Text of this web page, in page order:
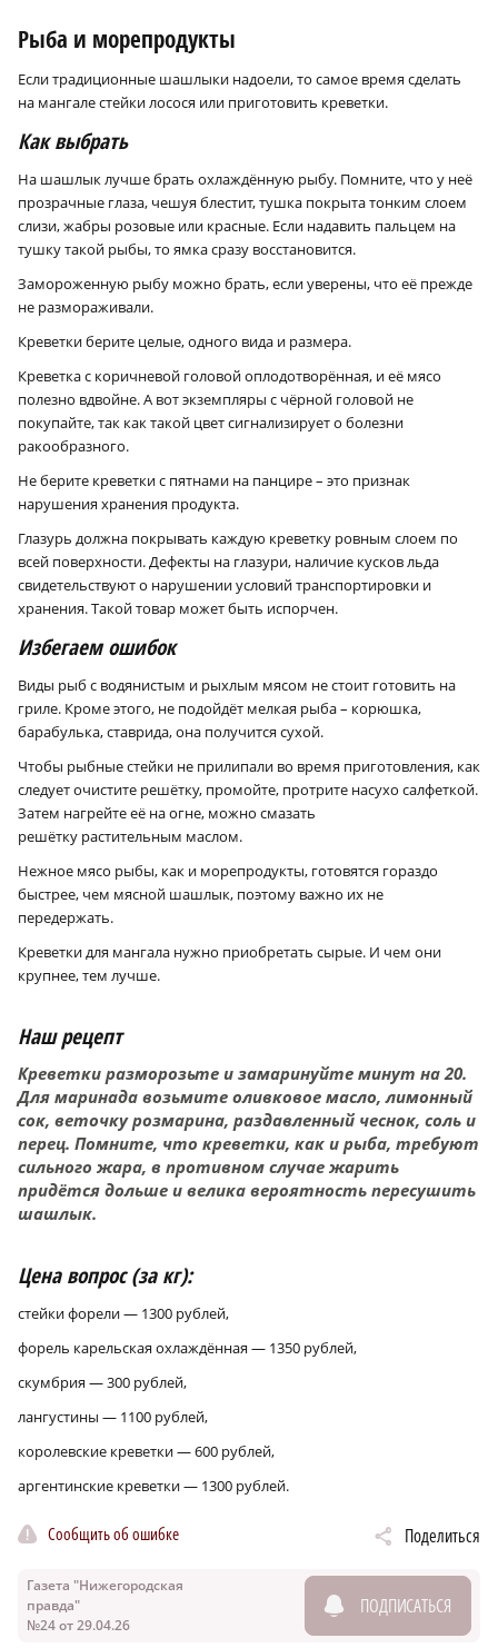
Рыба и морепродукты
Если традиционные шашлыки надоели, то самое время сделать
на мангале стейки лосося или приготовить креветки.
Как выбрать
На шашлык лучше брать охлаждённую рыбу. Помните, что у неё
прозрачные глаза, чешуя блестит, тушка покрыта тонким слоем
слизи, жабры розовые или красные. Если надавить пальцем на
тушку такой рыбы, то ямка сразу восстановится.
Замороженную рыбу можно брать, если уверены, что её прежде
не размораживали.
Креветки берите целые, одного вида и размера.
Креветка с коричневой головой оплодотворённая, и её мясо
полезно вдвойне. А вот экземпляры с чёрной головой не
покупайте, так как такой цвет сигнализирует о болезни
ракообразного.
Не берите креветки с пятнами на панцире – это признак
нарушения хранения продукта.
Глазурь должна покрывать каждую креветку ровным слоем по
всей поверхности. Дефекты на глазури, наличие кусков льда
свидетельствуют о нарушении условий транспортировки и
хранения. Такой товар может быть испорчен.
Избегаем ошибок
Виды рыб с водянистым и рыхлым мясом не стоит готовить на
гриле. Кроме этого, не подойдёт мелкая рыба – корюшка,
барабулька, ставрида, она получится сухой.
Чтобы рыбные стейки не прилипали во время приготовления, как
следует очистите решётку, промойте, протрите насухо салфеткой.
Затем нагрейте её на огне, можно смазать
решётку растительным маслом.
Нежное мясо рыбы, как и морепродукты, готовятся гораздо
быстрее, чем мясной шашлык, поэтому важно их не
передержать.
Креветки для мангала нужно приобретать сырые. И чем они
крупнее, тем лучше.
Наш рецепт
Креветки разморозьте и замаринуйте минут на 20.
Для маринада возьмите оливковое масло, лимонный
сок, веточку розмарина, раздавленный чеснок, соль и
перец. Помните, что креветки, как и рыба, требуют
сильного жара, в противном случае жарить
придётся дольше и велика вероятность пересушить
шашлык.
Цена вопрос (за кг):
стейки форели — 1300 рублей,
форель карельская охлаждённая — 1350 рублей,
скумбрия — 300 рублей,
лангустины — 1100 рублей,
королевские креветки — 600 рублей,
аргентинские креветки — 1300 рублей.
Сообщить об ошибке Поделиться
Газета "Нижегородская
правда"
№24 от 29.04.26
ПОДПИСАТЬСЯ